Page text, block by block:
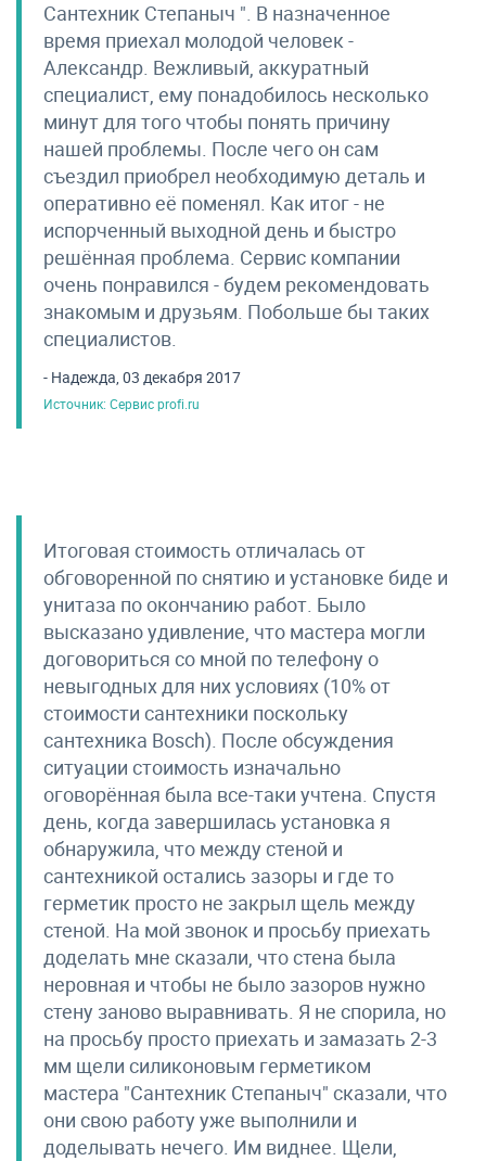
Сантехник Степаныч ". В назначенное
время приехал молодой человек -
Александр. Вежливый, аккуратный
специалист, ему понадобилось несколько
минут для того чтобы понять причину
нашей проблемы. После чего он сам
съездил приобрел необходимую деталь и
оперативно её поменял. Как итог - не
испорченный выходной день и быстро
решённая проблема. Сервис компании
очень понравился - будем рекомендовать
знакомым и друзьям. Побольше бы таких
специалистов.
- Надежда, 03 декабря 2017
Источник: Сервис profi.ru
Итоговая стоимость отличалась от
обговоренной по снятию и установке биде и
унитаза по окончанию работ. Было
высказано удивление, что мастера могли
договориться со мной по телефону о
невыгодных для них условиях (10% от
стоимости сантехники поскольку
сантехника Bosch). После обсуждения
ситуации стоимость изначально
оговорённая была все-таки учтена. Спустя
день, когда завершилась установка я
обнаружила, что между стеной и
сантехникой остались зазоры и где то
герметик просто не закрыл щель между
стеной. На мой звонок и просьбу приехать
доделать мне сказали, что стена была
неровная и чтобы не было зазоров нужно
стену заново выравнивать. Я не спорила, но
на просьбу просто приехать и замазать 2-3
мм щели силиконовым герметиком
мастера "Сантехник Степаныч" сказали, что
они свою работу уже выполнили и
доделывать нечего. Им виднее. Щели,